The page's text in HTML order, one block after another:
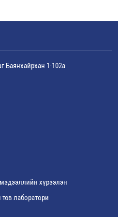
Баянхайрхан 1-102а
хүрээлэн
лаборатори